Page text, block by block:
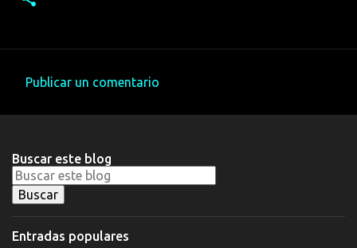
e
n
t
a
Publicar un comentario
Buscar este blog
Entradas populares